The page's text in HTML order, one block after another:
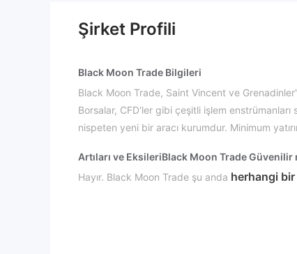
Şirket Profili
Black Moon Trade Bilgileri
Black Moon Trade, Saint Vincent ve
Borsalar, CFD'ler gibi çeşitli işlem
nispeten yeni bir aracı kurumdur. Minimum
Artıları ve EksileriBlack Moon Trade Güvenilir
Hayır. Black Moon Trade şu anda herhangi
Black Moon Trade Forex, Endeksler, Enerji,